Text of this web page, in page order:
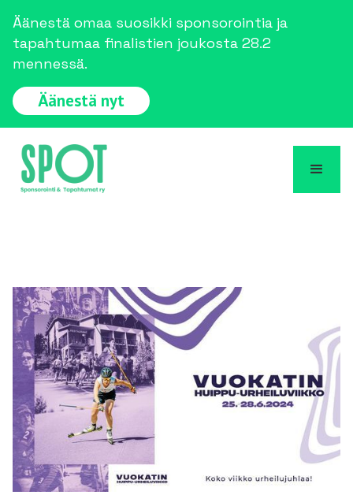
Äänestä omaa suosikki sponsorointia ja
tapahtumaa finalistien joukosta 28.2
mennessä.
Äänestä nyt